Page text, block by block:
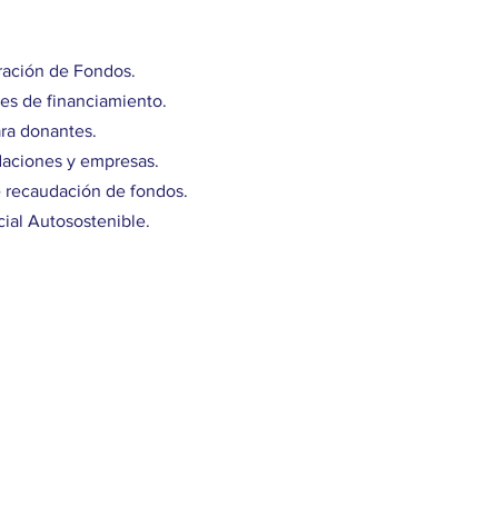
de Fondos.
de financiamiento.
donantes.
y empresas.
de fondos.
Autosostenible.